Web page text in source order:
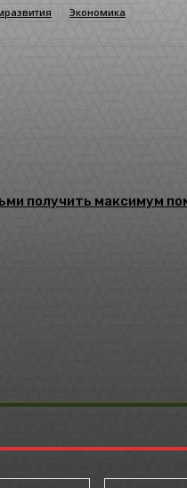
Экономика
получить максимум